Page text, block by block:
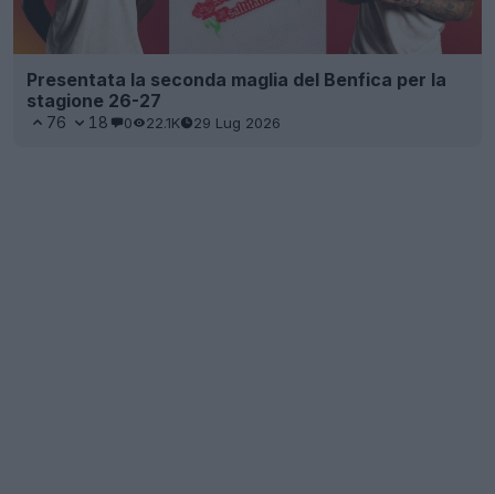
Presentata la seconda maglia del Benfica per la
stagione 26-27
76 18 0 22.1K 29 Lug 2026